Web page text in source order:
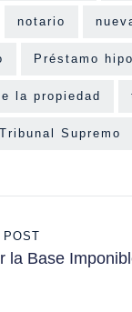
notario
Préstamo
la propiedad
Tribunal Supremo
POST
la Base